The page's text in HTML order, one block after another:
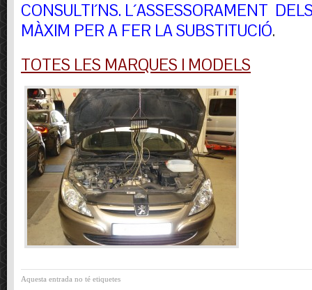
CONSULTI´NS. L´ASSESSORAMENT
MÀXIM PER A FER LA SUBSTITUCIÓ.
TOTES LES MARQUES I MODELS
Aquesta entrada no té etiquetes